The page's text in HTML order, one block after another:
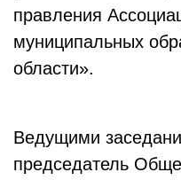
правления
муниципальных
области».
Ведущими
председатель